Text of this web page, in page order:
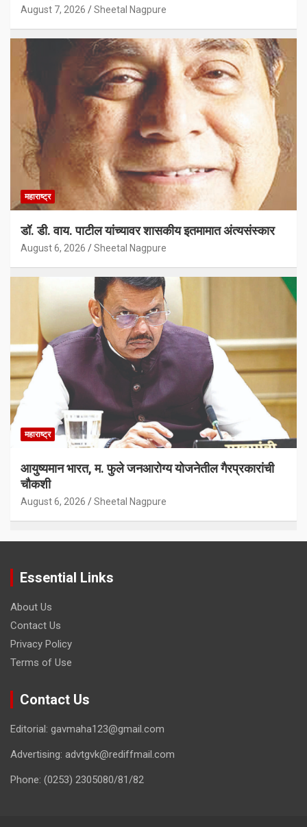
August 7, 2026 Sheetal Nagpure
महाराष्ट्र
डॉ. डी. वाय. पाटील यांच्यावर शासकीय इतमामात अंत्यसंस्कार
August 6, 2026 Sheetal Nagpure
महाराष्ट्र
आयुष्यमान भारत, म. फुले जनआरोग्य योजनेतील गैरप्रकारांची
चौकशी
August 6, 2026 Sheetal Nagpure
Essential Links
About Us
Contact Us
Privacy Policy
Terms of Use
Contact Us
Editorial: gavmaha123@gmail.com
Advertising: advtgvk@rediffmail.com
Phone: (0253) 2305080/81/82